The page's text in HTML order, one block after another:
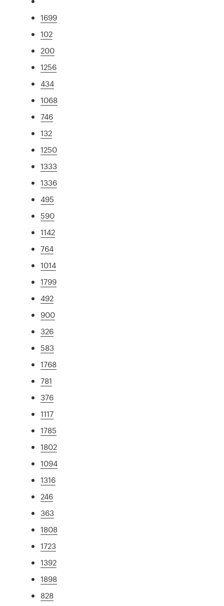
1699
102
200
1256
434
1068
746
132
1250
1333
1336
495
590
1142
764
1014
1799
492
900
326
583
1768
781
376
1117
1785
1802
1094
1316
246
363
1808
1723
1392
1898
828